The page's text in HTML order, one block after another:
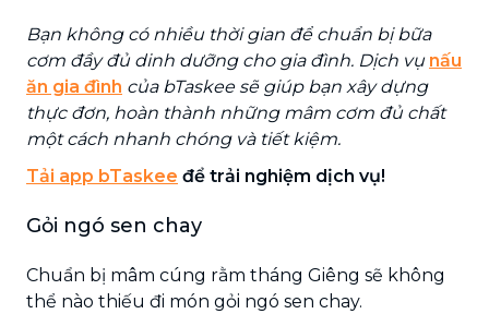
Bạn không có nhiều thời gian để chuẩn bị bữa
cơm đầy đủ dinh dưỡng cho gia đình. Dịch vụ nấu
ăn gia đình của bTaskee sẽ giúp bạn xây dựng
thực đơn, hoàn thành những mâm cơm đủ chất
một cách nhanh chóng và tiết kiệm.
Tải app bTaskee để trải nghiệm dịch vụ!
Gỏi ngó sen chay
Chuẩn bị mâm cúng rằm tháng Giêng sẽ không
thể nào thiếu đi món gỏi ngó sen chay.